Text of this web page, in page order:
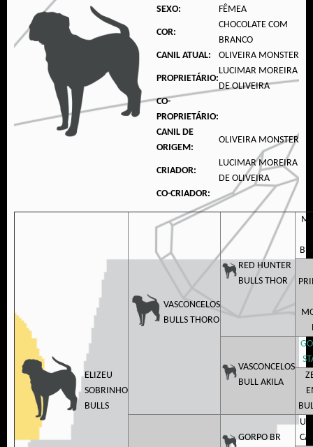
SEXO:
FÊMEA
COR:
CHOCOLATE COM
BRANCO
CANIL ATUAL:
OLIVEIRA MONSTER
PROPRIETÁRIO:
LUCIMAR MOREIRA
DE OLIVEIRA
CO-
PROPRIETÁRIO:
CANIL DE
ORIGEM:
OLIVEIRA MONSTER
CRIADOR:
LUCIMAR MOREIRA
DE OLIVEIRA
CO-CRIADOR:
ELIZEU
SOBRINHO
BULLS
VASCONCELOS
BULLS THORO
RED HUNTER
BULLS THOR
VASCONCELOS
BULL AKILA
GORPO BR